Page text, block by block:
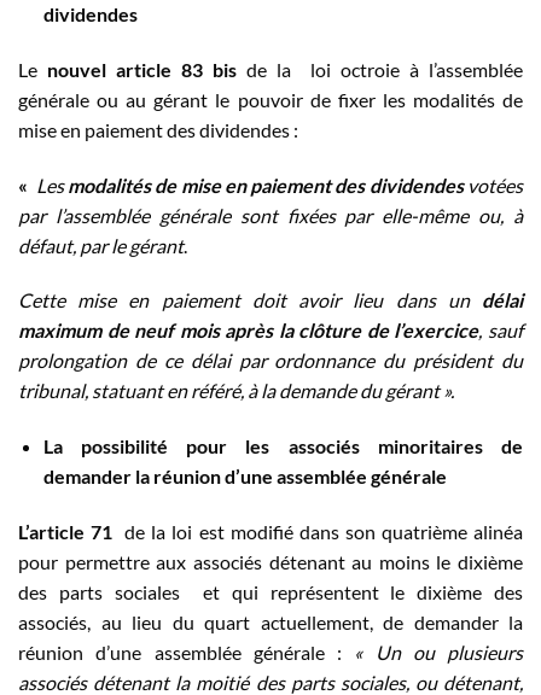
dividendes
Le nouvel article 83 bis de la loi octroie à l’assemblée
générale ou au gérant le pouvoir de fixer les modalités de
mise en paiement des dividendes :
« Lesmodalités de mise en paiement des dividendesvotées
par l’assemblée générale sont fixées par elle-même ou, à
défaut, par le gérant.
Cette mise en paiement doit avoir lieu dans un délai
maximum de neuf mois après la clôture de l’exercice, sauf
prolongation de ce délai par ordonnance du président du
tribunal, statuant en référé, à la demande du gérant ».
La possibilité pour les associés minoritaires de
demander la réunion d’une assemblée générale
L’article 71 de la loi est modifié dans son quatrième alinéa
pour permettre aux associés détenant au moins le dixième
des parts sociales et qui représentent le dixième des
associés, au lieu du quart actuellement, de demander la
réunion d’une assemblée générale : « Un ou plusieurs
associés détenant la moitié des parts sociales, ou détenant,